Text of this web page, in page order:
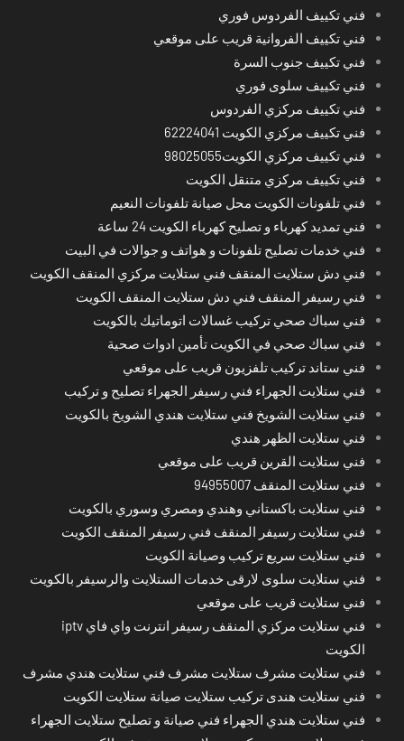
فني تكييف الفردوس فوري
فني تكييف الفروانية قريب على موقعي
فني تكييف جنوب السرة
فني تكييف سلوى فوري
فني تكييف مركزي الفردوس
فني تكييف مركزي الكويت 62224041
فني تكييف مركزي الكويت98025055
فني تكييف مركزي متنقل الكويت
فني تلفونات الكويت محل صيانة تلفونات النعيم
فني تمديد كهرباء و تصليح كهرباء الكويت 24 ساعة
فني خدمات تصليح تلفونات و هواتف و جوالات في البيت
فني دش ستلايت المنقف فني ستلايت مركزي المنقف الكويت
فني رسيفر المنقف فني دش ستلايت المنقف الكويت
فني سباك صحي تركيب غسالات اتوماتيك بالكويت
فني سباك صحي في الكويت تأمين ادوات صحية
فني ستاند تركيب تلفزيون قريب على موقعي
فني ستلايت الجهراء فني رسيفر الجهراء تصليح و تركيب
فني ستلايت الشويخ فني ستلايت هندي الشويخ بالكويت
فني ستلايت الظهر هندي
فني ستلايت القرين قريب على موقعي
فني ستلايت المنقف 94955007
فني ستلايت باكستاني وهندي ومصري وسوري بالكويت
فني ستلايت رسيفر المنقف فني رسيفر المنقف الكويت
فني ستلايت سريع تركيب وصيانة الكويت
فني ستلايت سلوى لارقى خدمات الستلايت والرسيفر بالكويت
فني ستلايت قريب على موقعي
فني ستلايت مركزي المنقف رسيفر انترنت واي فاي iptv
الكويت
فني ستلايت مشرف ستلايت مشرف فني ستلايت هندي مشرف
فني ستلايت هندى تركيب ستلايت صيانة ستلايت الكويت
فني ستلايت هندي الجهراء فني صيانة و تصليح ستلايت الجهراء